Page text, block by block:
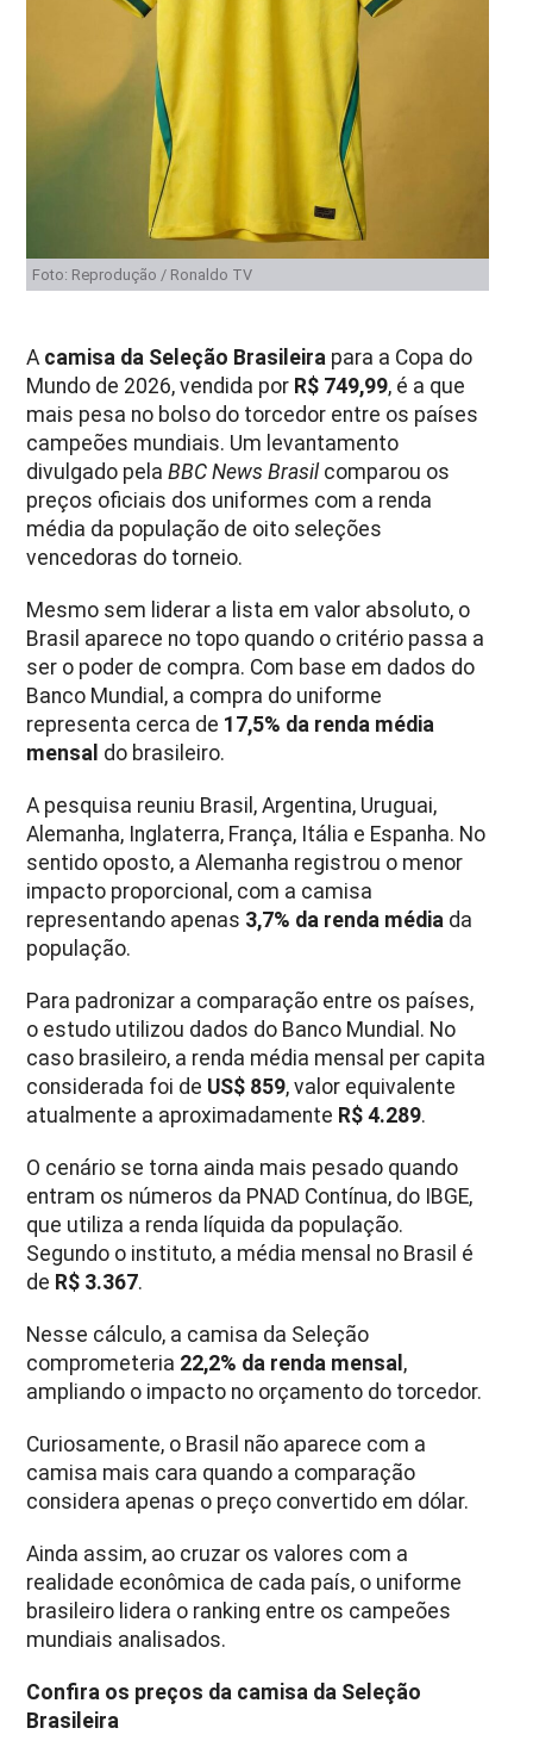
Foto: Reprodução / Ronaldo TV
A camisa da Seleção Brasileira para a Copa do
Mundo de 2026, vendida por R$ 749,99, é a que
mais pesa no bolso do torcedor entre os países
campeões mundiais. Um levantamento
divulgado pelaBBC News Brasilcomparou os
preços oficiais dos uniformes com a renda
média da população de oito seleções
vencedoras do torneio.
Mesmo sem liderar a lista em valor absoluto, o
Brasil aparece no topo quando o critério passa a
ser o poder de compra. Com base em dados do
Banco Mundial, a compra do uniforme
representa cerca de 17,5% da renda média
mensal do brasileiro.
A pesquisa reuniu Brasil, Argentina, Uruguai,
Alemanha, Inglaterra, França, Itália e Espanha. No
sentido oposto, a Alemanha registrou o menor
impacto proporcional, com a camisa
representando apenas 3,7% da renda média da
população.
Para padronizar a comparação entre os países,
o estudo utilizou dados do Banco Mundial. No
caso brasileiro, a renda média mensal per capita
considerada foi de US$ 859, valor equivalente
atualmente a aproximadamente R$ 4.289.
O cenário se torna ainda mais pesado quando
entram os números da PNAD Contínua, do IBGE,
que utiliza a renda líquida da população.
Segundo o instituto, a média mensal no Brasil é
de R$ 3.367.
Nesse cálculo, a camisa da Seleção
comprometeria 22,2% da renda mensal ,
ampliando o impacto no orçamento do torcedor.
Curiosamente, o Brasil não aparece com a
camisa mais cara quando a comparação
considera apenas o preço convertido em dólar.
Ainda assim, ao cruzar os valores com a
realidade econômica de cada país, o uniforme
brasileiro lidera o ranking entre os campeões
mundiais analisados.
Confira os preços da camisa da Seleção
Brasileira